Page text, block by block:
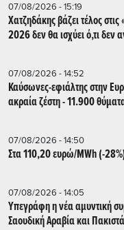
07/08/2026 - 15:19
Χατζηδάκης βάζει τέλος
2026 δεν θα ισχύει ό,τι δεν
07/08/2026 - 14:52
Καύσωνες-εφιάλτης στην
ακραία ζέστη - 11.900
07/08/2026 - 14:50
Στα 110,20 ευρώ/MWh (-
07/08/2026 - 14:05
Υπεγράφη η νέα αμυντική
Σαουδική Αραβία και